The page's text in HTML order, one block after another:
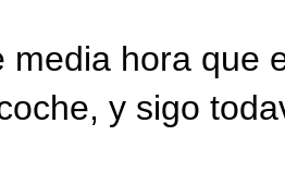
media hora que
y sigo